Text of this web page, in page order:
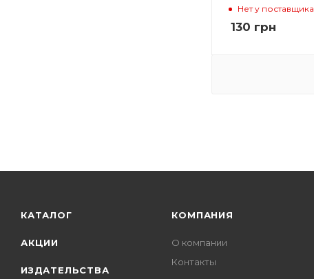
Нет у поставщика
130 грн
КАТАЛОГ
АКЦИИ
ИЗДАТЕЛЬСТВА
КОМПАНИЯ
О компании
Контакты